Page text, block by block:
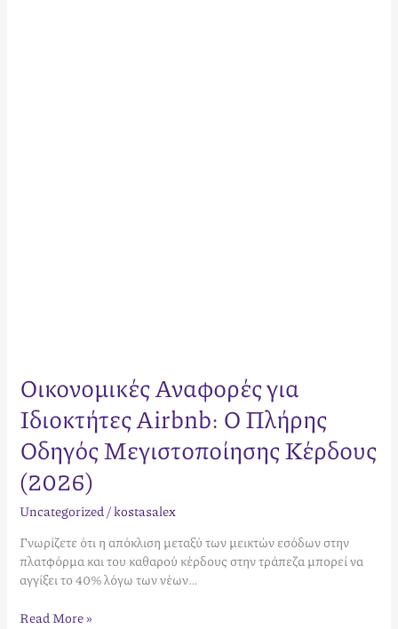
Οικονομικές Αναφορές για
Ιδιοκτήτες Airbnb: Ο Πλήρης
Οδηγός Μεγιστοποίησης Κέρδους
(2026)
Uncategorized/kostasalex
Γνωρίζετε ότι η απόκλιση μεταξύ των μεικτών εσόδων στην
πλατφόρμα και του καθαρού κέρδους στην τράπεζα μπορεί να
αγγίξει το 40% λόγω των νέων…
Read More »